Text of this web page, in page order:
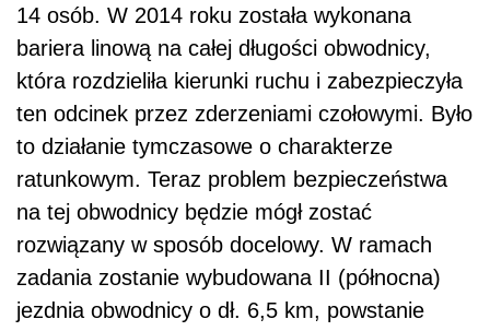
14 osób. W 2014 roku została wykonana
bariera linową na całej długości obwodnicy,
która rozdzieliła kierunki ruchu i zabezpieczyła
ten odcinek przez zderzeniami czołowymi. Było
to działanie tymczasowe o charakterze
ratunkowym. Teraz problem bezpieczeństwa
na tej obwodnicy będzie mógł zostać
rozwiązany w sposób docelowy. W ramach
zadania zostanie wybudowana II (północna)
jezdnia obwodnicy o dł. 6,5 km, powstanie